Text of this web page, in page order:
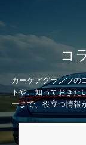
コ
カーケアグランツの
トや、知っておきた
ーまで、役立つ情報